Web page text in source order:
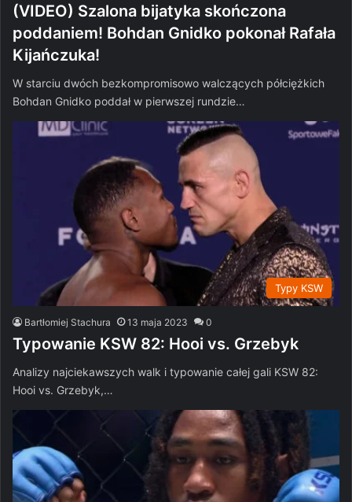
(VIDEO) Szalona bijatyka skończona
poddaniem! Bohdan Gnidko pokonał Rafała
Kijańczuka!
W starciu dwóch bezkompromisowo walczących półciężkich
Bohdan Gnidko poddał w pierwszej rundzie…
Typy KSW
Bartłomiej Stachura 13 maja 2023 0
Typowanie KSW 82: Hooi vs. Grzebyk
Analizy najciekawszych walk i typowanie całej gali KSW 82:
Hooi vs. Grzebyk,…